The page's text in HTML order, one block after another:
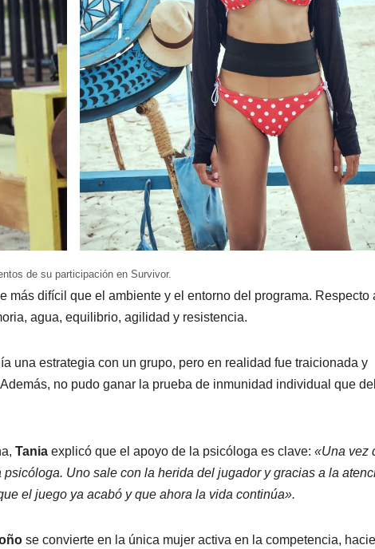
de su participación en Survivor.
más difícil que el ambiente y el entorno del programa. Respecto
agua, equilibrio, agilidad y resistencia.
una estrategia con un grupo, pero en realidad fue traicionada y
no pudo ganar la prueba de inmunidad individual que
Tania explicó que el apoyo de la psicóloga es clave: «Una vez
Uno sale con la herida del jugador y gracias a la
el juego ya acabó y que ahora la vida continúa».
se convierte en la única mujer activa en la competencia,